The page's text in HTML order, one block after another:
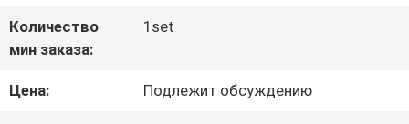
ПУТЕШЕСТВИЕ
ФАБРИКИ
Количество
мин заказа:
1set
Цена: Подлежит обсуждению